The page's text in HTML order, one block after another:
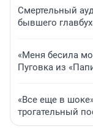
Смертельный
бывшего
«Меня бесила
Пуговка из
«Все еще в
трогательный